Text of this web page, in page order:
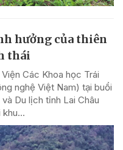
hưởng của thiên
thái
Các Khoa học Trái
nghệ Việt Nam) tại buổi
Du lịch tỉnh Lai Châu